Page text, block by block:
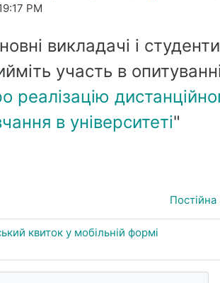
PM
викладачі і
участь в
реалізацію
в університеті"
квиток у мобільній формі